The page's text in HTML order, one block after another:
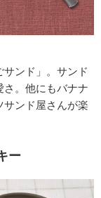
サンド」。サンド
さ。他にもバナナ
サンド屋さんが楽
ー